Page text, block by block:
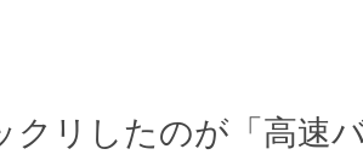
クリしたのが「高速